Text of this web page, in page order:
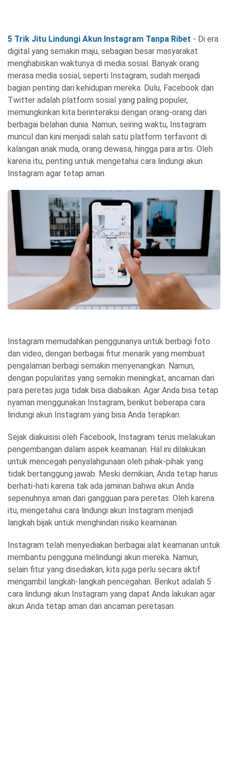
5 Trik Jitu Lindungi Akun Instagram Tanpa Ribet - Di era
digital yang semakin maju, sebagian besar masyarakat
menghabiskan waktunya di media sosial. Banyak orang
merasa media sosial, seperti Instagram, sudah menjadi
bagian penting dari kehidupan mereka. Dulu, Facebook dan
Twitter adalah platform sosial yang paling populer,
memungkinkan kita berinteraksi dengan orang-orang dari
berbagai belahan dunia. Namun, seiring waktu, Instagram
muncul dan kini menjadi salah satu platform terfavorit di
kalangan anak muda, orang dewasa, hingga para artis. Oleh
karena itu, penting untuk mengetahui cara lindungi akun
Instagram agar tetap aman.
Instagram memudahkan penggunanya untuk berbagi foto
dan video, dengan berbagai fitur menarik yang membuat
pengalaman berbagi semakin menyenangkan. Namun,
dengan popularitas yang semakin meningkat, ancaman dari
para peretas juga tidak bisa diabaikan. Agar Anda bisa tetap
nyaman menggunakan Instagram, berikut beberapa cara
lindungi akun Instagram yang bisa Anda terapkan.
Sejak diakuisisi oleh Facebook, Instagram terus melakukan
pengembangan dalam aspek keamanan. Hal ini dilakukan
untuk mencegah penyalahgunaan oleh pihak-pihak yang
tidak bertanggung jawab. Meski demikian, Anda tetap harus
berhati-hati karena tak ada jaminan bahwa akun Anda
sepenuhnya aman dari gangguan para peretas. Oleh karena
itu, mengetahui cara lindungi akun Instagram menjadi
langkah bijak untuk menghindari risiko keamanan.
Instagram telah menyediakan berbagai alat keamanan untuk
membantu pengguna melindungi akun mereka. Namun,
selain fitur yang disediakan, kita juga perlu secara aktif
mengambil langkah-langkah pencegahan. Berikut adalah 5
cara lindungi akun Instagram yang dapat Anda lakukan agar
akun Anda tetap aman dari ancaman peretasan.